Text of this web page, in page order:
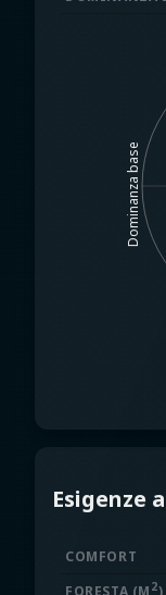
Dominanza base
Esigenze
COMFORT
2